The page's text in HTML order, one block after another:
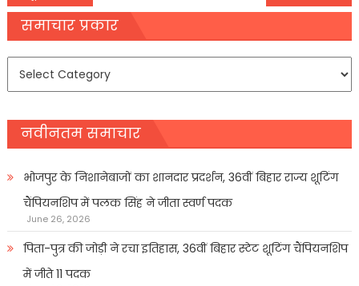
navigation
समाचार प्रकार
नवीनतम समाचार
भोजपुर के निशानेबाजों का शानदार प्रदर्शन, 36वीं बिहार राज्य शूटिंग
चैंपियनशिप में पलक सिंह ने जीता स्वर्ण पदक
June 26, 2026
पिता-पुत्र की जोड़ी ने रचा इतिहास, 36वीं बिहार स्टेट शूटिंग चैंपियनशिप
में जीते 11 पदक